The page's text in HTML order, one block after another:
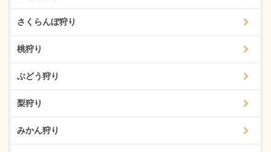
さくらんぼ狩り
桃狩り
ぶどう狩り
梨狩り
みかん狩り